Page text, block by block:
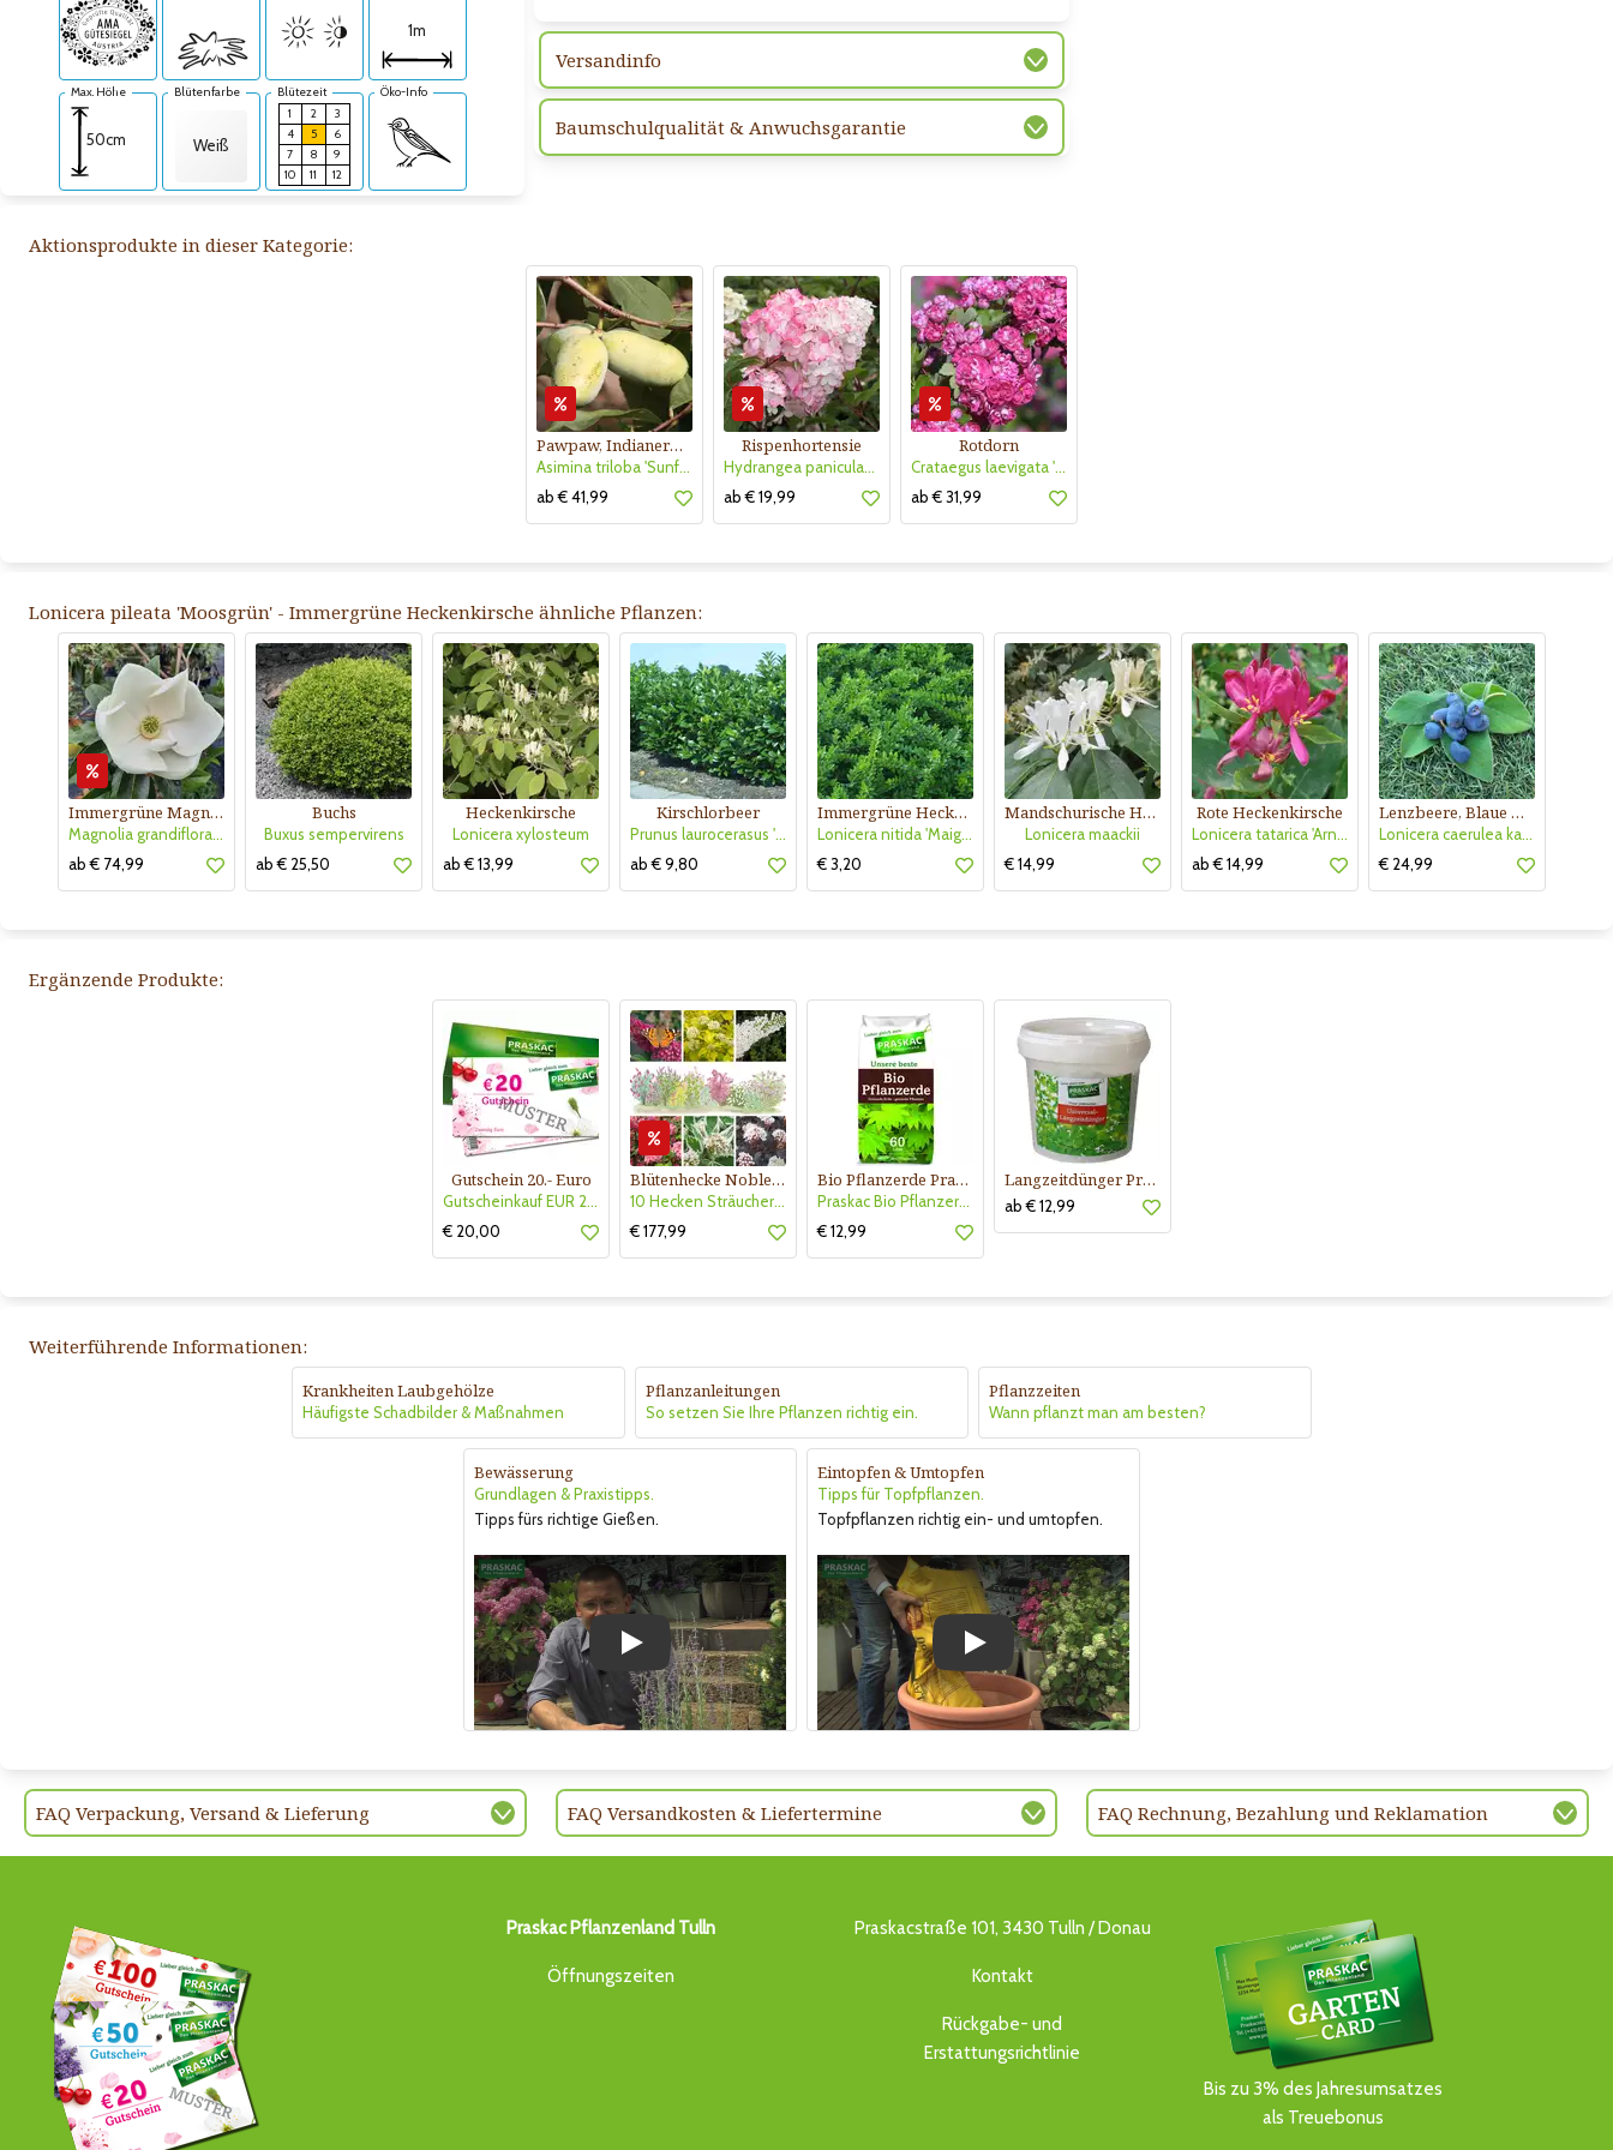
1m
Max. Höhe
50cm
Blütenfarbe
Weiß
Blütezeit
1
2
3
4
5
6
7
8
9
10
11 12
Öko-Info
Versandinfo
Baumschulqualität & Anwuchsgarantie
Aktionsprodukte in dieser Kategorie:
Pawpaw, Indianerbanane
Asimina triloba 'Sunflower'
ab € 41,99
Rispenhortensie
Hydrangea paniculata 'Vanille Fraise'
ab € 19,99
Rotdorn
Crataegus laevigata 'Pauls Scarlet'
ab € 31,99
Lonicera pileata 'Moosgrün' - Immergrüne Heckenkirsche ähnliche Pflanzen:
Immergrüne Magnolie
Magnolia grandiflora 'Little Gem'
ab € 74,99
Buchs
Buxus sempervirens
ab € 25,50
Heckenkirsche
Lonicera xylosteum
ab € 13,99
Kirschlorbeer
Prunus laurocerasus 'Etna'
ab € 9,80
Immergrüne Heckenkirsche
Lonicera nitida 'Maigrün'
€ 3,20
Mandschurische Heckenkirsche
Lonicera maackii
€ 14,99
Rote Heckenkirsche
Lonicera tatarica 'Arnold Red'
ab € 14,99
Lenzbeere, Blaue Heckenkirsche
Lonicera caerulea kamtschatica 'Blue Velvet'
€ 24,99
Ergänzende Produkte:
Gutschein 20.- Euro
Gutscheinkauf EUR 20.-
€ 20,00
Blütenhecke Nobless-Kollektion Nr. 402
10 Hecken Sträucher - für 10 lfm Blütenhecke - Blühend März - Oktober
€ 177,99
Bio Pflanzerde Praskac
Praskac Bio Pflanzerde
€ 12,99
Langzeitdünger Praskac
ab € 12,99
Weiterführende Informationen:
Krankheiten Laubgehölze
Häufigste Schadbilder & Maßnahmen
Pflanzanleitungen
So setzen Sie Ihre Pflanzen richtig ein.
Pflanzzeiten
Wann pflanzt man am besten?
Bewässerung
Grundlagen & Praxistipps.
Tipps fürs richtige Gießen.
Play
Eintopfen & Umtopfen
Tipps für Topfpflanzen.
Topfpflanzen richtig ein- und umtopfen.
Play
FAQ Verpackung, Versand & Lieferung FAQ Versandkosten & Liefertermine FAQ Rechnung, Bezahlung und Reklamation
Praskac Pflanzenland Tulln
Öffnungszeiten
Praskacstraße 101, 3430 Tulln / Donau
Kontakt
Rückgabe- und
Erstattungsrichtlinie
Bis zu 3% des Jahresumsatzes
als Treuebonus